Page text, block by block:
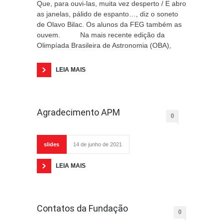
Que, para ouvi-las, muita vez desperto / E abro
as janelas, pálido de espanto…, diz o soneto
de Olavo Bilac. Os alunos da FEG também as
ouvem. Na mais recente edição da
Olimpíada Brasileira de Astronomia (OBA),
LEIA MAIS
Agradecimento APM 0
slides 14 de junho de 2021
LEIA MAIS
Contatos da Fundação 0